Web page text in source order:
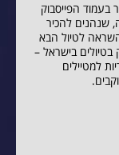
הפייסבוק
גבוהה, שנהנים להכיר
לטיול הבא
בטיולים בישראל –
למטיילים